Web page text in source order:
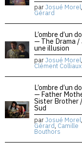
parJosué Morel,
Gérard
L’ombre d’un
— The Drama /
une illusion
parJosué Morel,
Clément Colliaux
L’ombre d’un
— Father
Sister Brother
Sud
parJosué Morel,
Gérard, Camille
Bouthors